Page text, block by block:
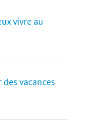
vivre au
vacances